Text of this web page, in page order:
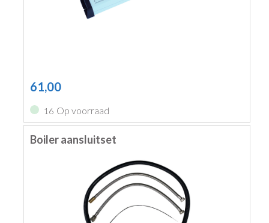
61,00
16 Op voorraad
Boiler aansluitset